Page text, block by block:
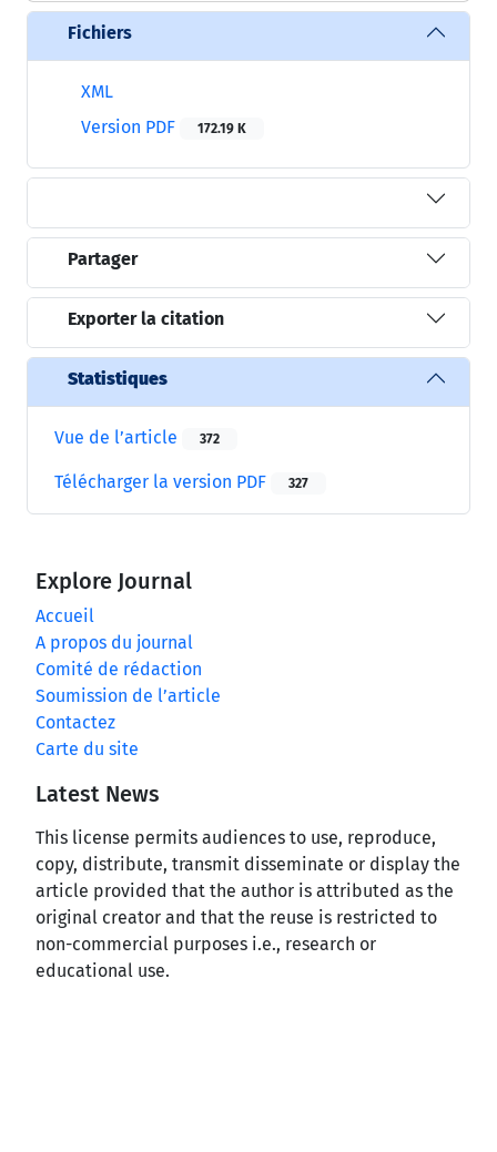
Fichiers
XML
Version PDF
172.19 K
Partager
Exporter la citation
Statistiques
Vue de l’article 372
Télécharger la version PDF 327
Explore Journal
Accueil
A propos du journal
Comité de rédaction
Soumission de l’article
Contactez
Carte du site
Latest News
This license permits audiences to use, reproduce,
copy, distribute, transmit disseminate or display the
article provided that the author is attributed as the
original creator and that the reuse is restricted to
non-commercial purposes i.e., research or
educational use.